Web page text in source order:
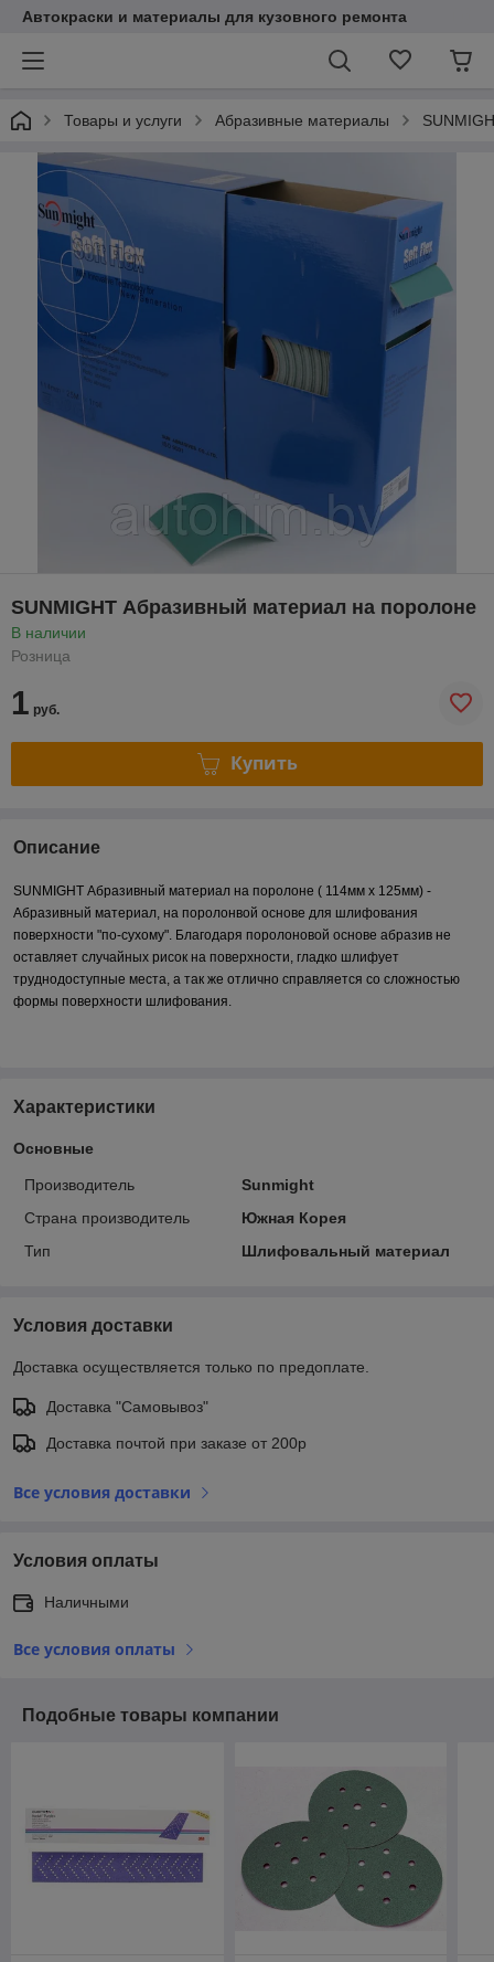
Автокраски и материалы для кузовного ремонта
Товары и услуги Абразивные материалы
SUNMIGHT Абразивный материал на поролоне
В наличии
Розница
1 руб.
Купить
Описание
SUNMIGHT Абразивный материал на поролоне ( 114мм х 125мм) -
Абразивный материал, на поролонвой основе для шлифования
поверхности "по-сухому". Благодаря поролоновой основе абразив не
оставляет случайных рисок на поверхности, гладко шлифует
труднодоступные места, а так же отлично справляется со сложностью
формы поверхности шлифования.
Характеристики
Основные
Производитель
Sunmight
Страна производитель
Южная Корея
Тип
Шлифовальный материал
Условия доставки
Доставка осуществляется только по предоплате.
Доставка "Самовывоз"
Доставка почтой при заказе от 200р
Все условия доставки
Условия оплаты
Наличными
Все условия оплаты
Подобные товары компании